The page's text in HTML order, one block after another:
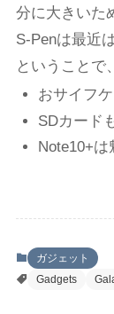
分に大きいた
S-Penは最近
ということで
おサイフ
SDカード
Note10+
ガジェット
Gadgets